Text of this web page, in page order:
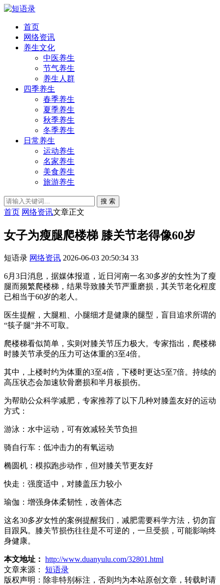
首页
网络资讯
养生文化
中医养生
节气养生
养生人群
四季养生
春季养生
夏季养生
秋季养生
冬季养生
日常养生
运动养生
名家养生
美食养生
旅游养生
搜 索
首页 网络资讯文章正文
女子为瘦腿爬楼梯 膝关节老得像60岁
短语录 网络资讯 2026-06-03 20:50:34 33
6月3日消息，据媒体报道，近日河南一名30多岁的女性为了瘦
腿而频繁爬楼梯，结果导致膝关节严重磨损，其关节老化程度
已相当于60岁的老人。
医生提醒，大腿粗、小腿细才是健康的腿型，盲目追求所谓的
“筷子腿”并不可取。
爬楼梯看似简单，实则对膝关节压力极大。专家指出，爬楼梯
时膝关节承受的压力可达体重的3至4倍。
其中，上楼时约为体重的3至4倍，下楼时更达5至7倍。持续的
高压状态会加速软骨磨损和半月板损伤。
为帮助公众科学减肥，专家推荐了以下几种对膝盖友好的运动
方式：
游泳：水中运动，可有效减轻关节负担
骑自行车：低冲击力的有氧运动
椭圆机：模拟跑步动作，但对膝关节更友好
快走：强度适中，对膝盖压力较小
瑜伽：增强身体柔韧性，改善体态
这名30多岁女性的案例提醒我们，减肥需要科学方法，切勿盲
目跟风。膝关节损伤往往是不可逆的，一旦受损，可能影响终
身健康。
本文地址： http://www.duanyulu.com/32801.html
文章来源：
短语录
版权声明： 除非特别标注，否则均为本站原创文章，转载时请